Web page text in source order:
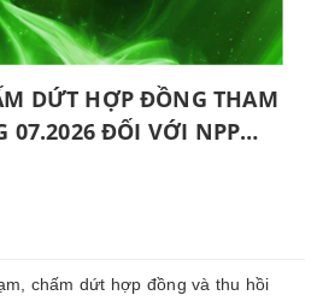
DỨT HỢP ĐỒNG THAM
07.2026 ĐỐI VỚI NPP
MỨC NĂNG ĐỘNG
TẠO CƠ BẢN TRONG 30
chấm dứt hợp đồng và thu hồi